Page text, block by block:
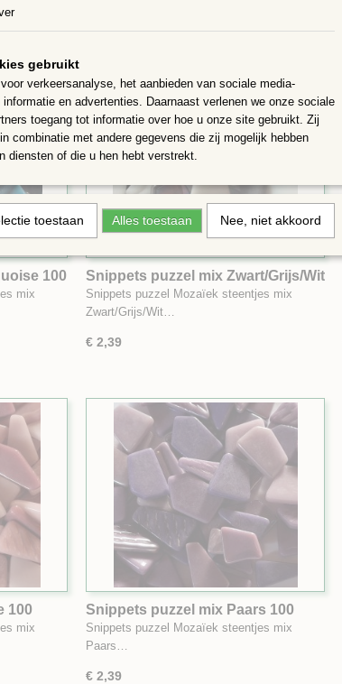
100
mix
Snippets puzzel mix Zwart/Grijs/Wit
100 gram
Snippets puzzel Mozaïek steentjes mix
Zwart/Grijs/Wit…
€ 2,39
100
mix
Snippets puzzel mix Paars 100
gram
Snippets puzzel Mozaïek steentjes mix
Paars…
€ 2,39
gebruikt
verkeersanalyse, het aanbieden van sociale media-
en advertenties. Daarnaast verlenen we onze sociale
toegang tot informatie over hoe u onze site gebruikt. Zij
combinatie met andere gegevens die zij mogelijk hebben
diensten of die u hen hebt verstrekt.
toestaan Alles toestaan Nee, niet akkoord